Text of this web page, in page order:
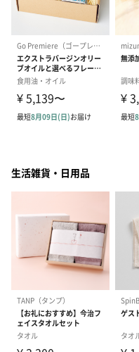
生活雑貨・日用品